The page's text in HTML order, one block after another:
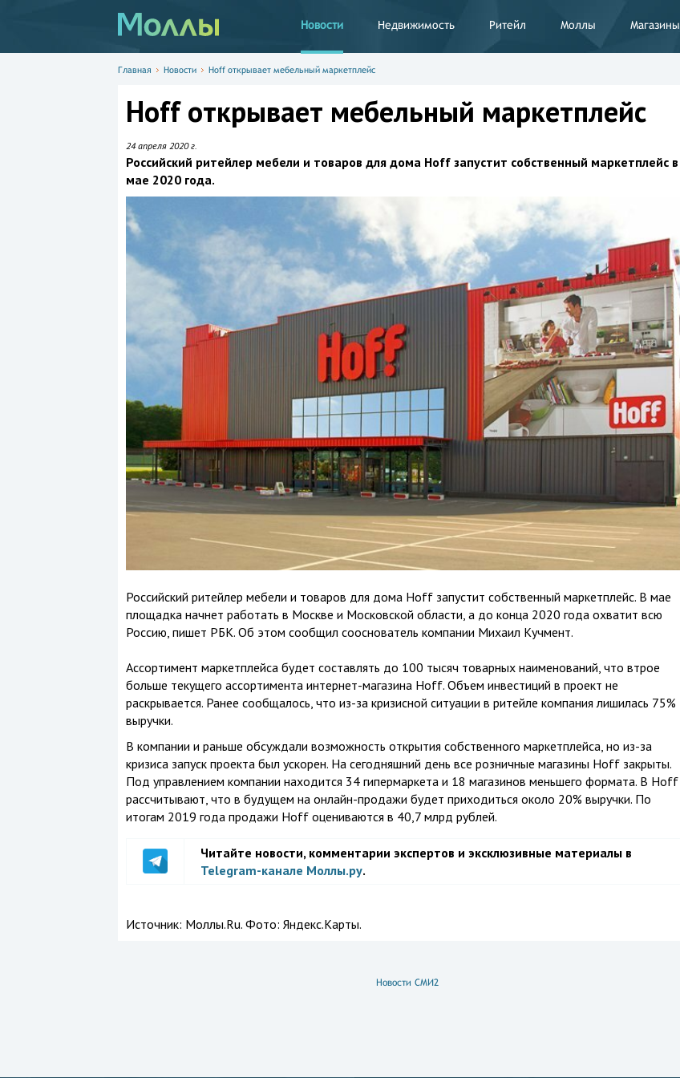
Новости Недвижимость Ритейл Моллы Магазины
Главная Новости Hoff открывает мебельный маркетплейс
Hoff открывает мебельный маркетплейс
24 апреля 2020 г.
Российский ритейлер мебели и товаров для дома Hoff запустит собственный маркетплейс в
мае 2020 года.
Российский ритейлер мебели и товаров для дома Hoff запустит собственный маркетплейс. В мае
площадка начнет работать в Москве и Московской области, а до конца 2020 года охватит всю
Россию, пишет РБК. Об этом сообщил сооснователь компании Михаил Кучмент.
Ассортимент маркетплейса будет составлять до 100 тысяч товарных наименований, что втрое
больше текущего ассортимента интернет-магазина Hoff. Объем инвестиций в проект не
раскрывается. Ранее сообщалось, что из-за кризисной ситуации в ритейле компания лишилась 75%
выручки.
В компании и раньше обсуждали возможность открытия собственного маркетплейса, но из-за
кризиса запуск проекта был ускорен. На сегодняшний день все розничные магазины Hoff закрыты.
Под управлением компании находится 34 гипермаркета и 18 магазинов меньшего формата. В Hoff
рассчитывают, что в будущем на онлайн-продажи будет приходиться около 20% выручки. По
итогам 2019 года продажи Hoff оцениваются в 40,7 млрд рублей.
Читайте новости, комментарии экспертов и эксклюзивные материалы в
Telegram-канале Моллы.ру.
Источник: Моллы.Ru. Фото: Яндекс.Карты.
Новости СМИ2